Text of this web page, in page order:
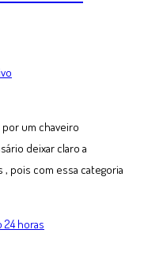
um chaveiro
deixar claro a
pois com essa categoria
horas